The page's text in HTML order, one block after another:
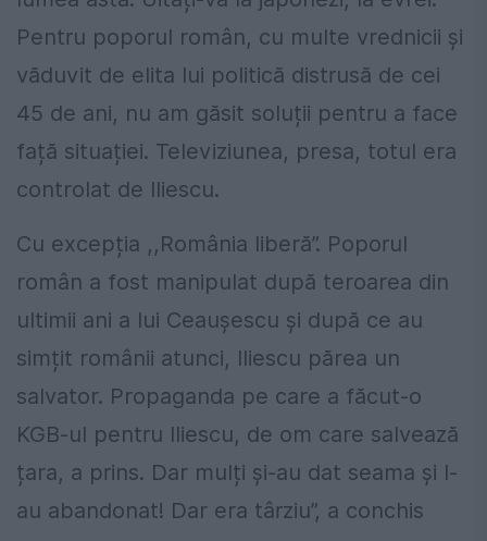
Pentru poporul român, cu multe vrednicii și
văduvit de elita lui politică distrusă de cei
45 de ani, nu am găsit soluții pentru a face
față situației. Televiziunea, presa, totul era
controlat de Iliescu.
Cu excepția ,,România liberă”. Poporul
român a fost manipulat după teroarea din
ultimii ani a lui Ceaușescu și după ce au
simțit românii atunci, Iliescu părea un
salvator. Propaganda pe care a făcut-o
KGB-ul pentru Iliescu, de om care salvează
țara, a prins. Dar mulți și-au dat seama și l-
au abandonat! Dar era târziu”, a conchis